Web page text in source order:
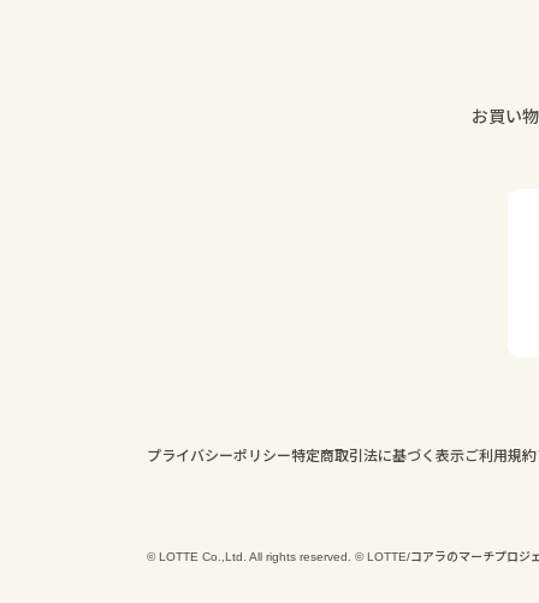
お買い
プライバシーポリシー特定商取引法に基づく表示ご利用規約
© LOTTE Co.,Ltd. All rights reserved. © LOTTE/コアラのマーチプロ